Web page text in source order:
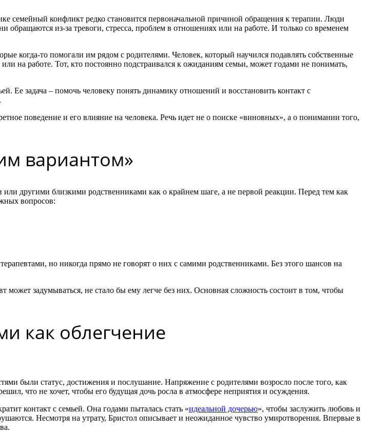
семейный конфликт редко становится первоначальной причиной обращения к терапии. Люди
из-за тревоги, стресса, проблем в отношениях или на работе. И только со временем
когда-то помогали им рядом с родителями. Человек, который научился подавлять собственные
на работе. Тот, кто постоянно подстраивался к ожиданиям семьи, может годами не понимать,
Ее задача – помочь человеку понять динамику отношений и восстановить контакт с
поведение и его влияние на человека. Речь идет не о поиске «виновных», а о понимании того,
вариантом»
другими близкими родственниками как о крайнем шаге, а не первой реакции. Перед тем как
вопросов:
но никогда прямо не говорят о них с самими родственниками. Без этого шансов на
задумываться, не стало бы ему легче без них. Основная сложность состоит в том, чтобы
как облегчение
были статус, достижения и послушание. Напряжение с родителями возросло после того, как
что не хочет, чтобы его будущая дочь росла в атмосфере неприятия и осуждения.
контакт с семьей. Она годами пыталась стать «идеальной дочерью», чтобы заслужить любовь и
Несмотря на утрату, Бристол описывает и неожиданное чувство умиротворения. Впервые в